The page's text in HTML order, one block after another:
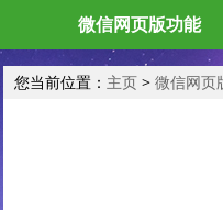
微信网页版功能
您当前位置： 主页 > 微信网页